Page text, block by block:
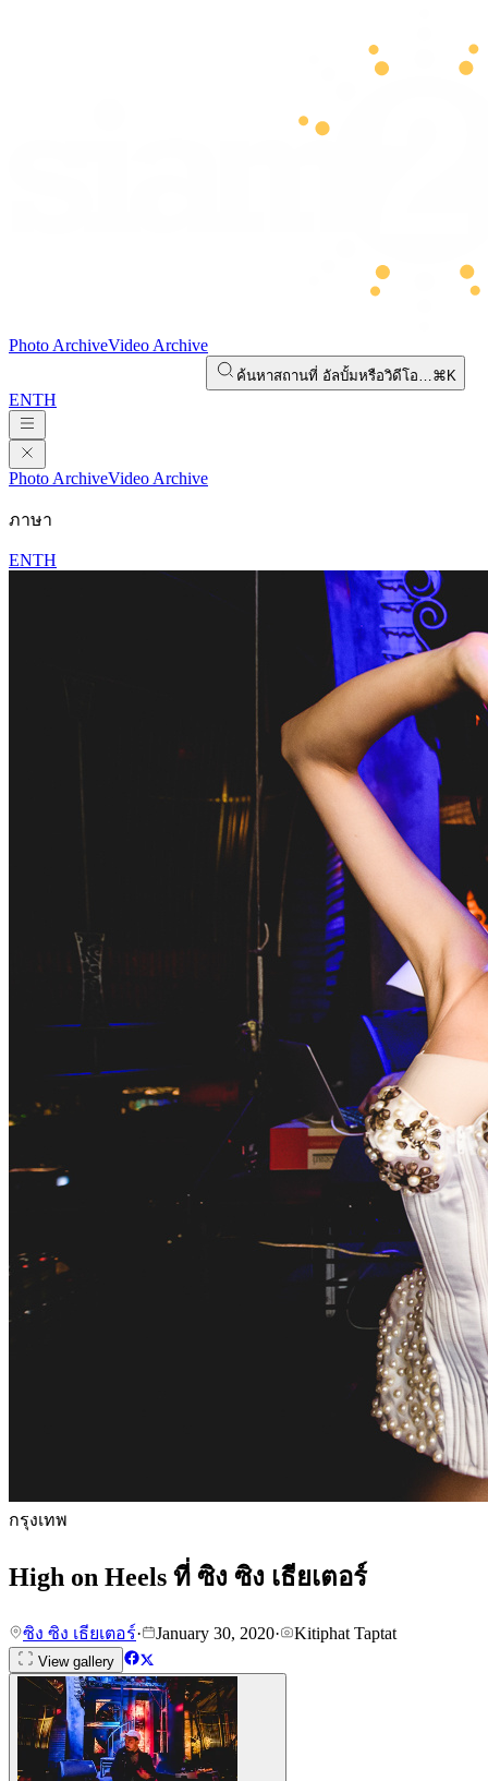
Photo ArchiveVideo Archive
ค้นหาสถานที่ อัลบั้มหรือวิดีโอ…⌘K
ENTH
Photo ArchiveVideo Archive
ภาษา
ENTH
กรุงเทพ
High on Heels ที่ ซิง ซิง เธียเตอร์
ซิง ซิง เธียเตอร์· January 30, 2020· Kitiphat Taptat
View gallery